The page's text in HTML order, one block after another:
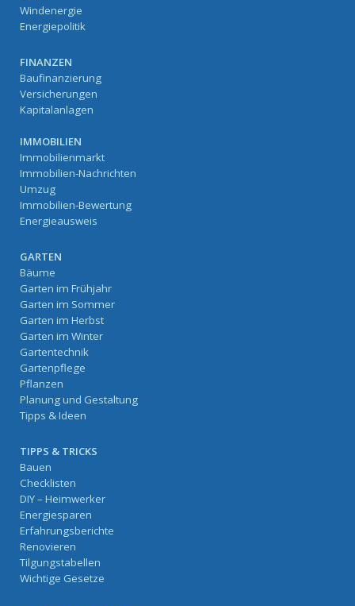
Windenergie
Energiepolitik
FINANZEN
Baufinanzierung
Versicherungen
Kapitalanlagen
IMMOBILIEN
Immobilienmarkt
Immobilien-Nachrichten
Umzug
Immobilien-Bewertung
Energieausweis
GARTEN
Bäume
Garten im Frühjahr
Garten im Sommer
Garten im Herbst
Garten im Winter
Gartentechnik
Gartenpflege
Pflanzen
Planung und Gestaltung
Tipps & Ideen
TIPPS & TRICKS
Bauen
Checklisten
DIY – Heimwerker
Energiesparen
Erfahrungsberichte
Renovieren
Tilgungstabellen
Wichtige Gesetze